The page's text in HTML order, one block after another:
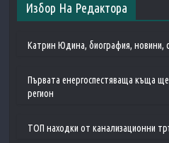
Избор На Редактора
Катрин Юдина, биография, новини,
Първата енергоспестяваща къща
регион
ТОП находки от канализационни